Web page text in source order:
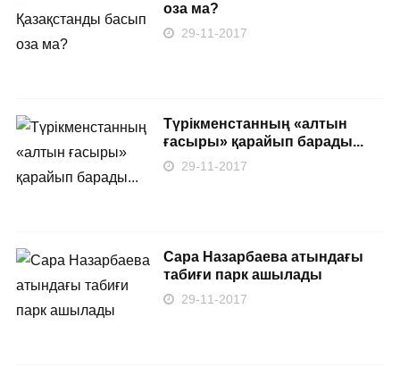
оза ма?
29-11-2017
Түрікменстанның «алтын
ғасыры» қарайып барады...
29-11-2017
Сара Назарбаева атындағы
табиғи парк ашылады
29-11-2017